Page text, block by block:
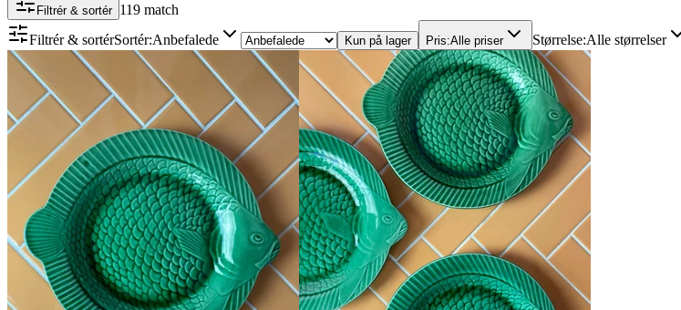
Filtrér & sortér 119 match
Filtrér & sortérSortér:Anbefalede Kun på lager Pris:Alle priser Størrelse:Alle størrelser